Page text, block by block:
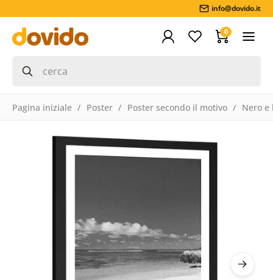
info@dovido.it
0
Pagina iniziale Poster Poster secondo il motivo Nero e